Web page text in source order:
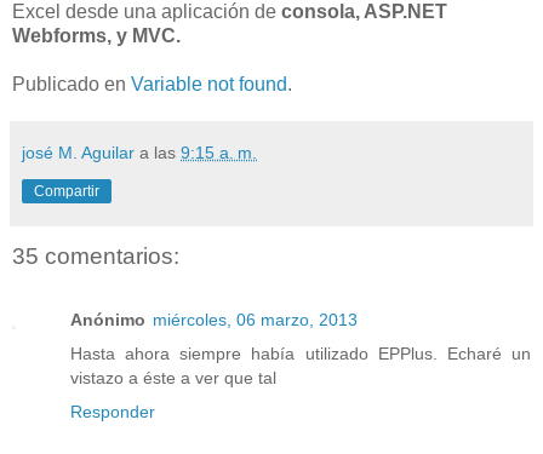
Excel desde una aplicación de consola, ASP.NET
Webforms, y MVC.
Publicado en Variable not found.
josé M. Aguilar a las 9:15 a. m.
Compartir
35 comentarios:
Anónimo miércoles, 06 marzo, 2013
Hasta ahora siempre había utilizado EPPlus. Echaré un
vistazo a éste a ver que tal
Responder